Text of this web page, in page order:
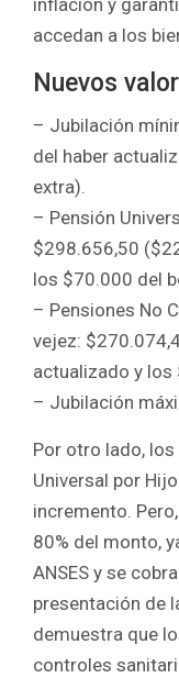
inflación y
accedan a los
Nuevos
– Jubilación
del haber
extra).
– Pensión
$298.656,50
los $70.000 del
– Pensiones No
vejez:
actualizado y los
– Jubilación
Por otro lado,
Universal por
incremento.
80% del monto,
ANSES y se
presentación de
demuestra que
controles